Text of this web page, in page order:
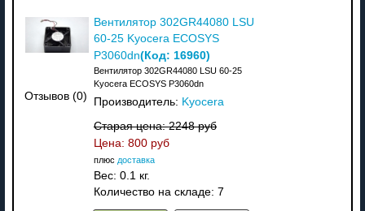
Отзывов (0)
Вентилятор 302GR44080 LSU
60-25 Kyocera ECOSYS
P3060dn(Код: 16960)
Вентилятор 302GR44080 LSU 60-25
Kyocera ECOSYS P3060dn
Производитель: Kyocera
Старая цена:2248 руб
Цена: 800 руб
плюс доставка
Вес: 0.1 кг.
Количество на складе: 7